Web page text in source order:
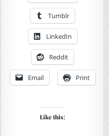
สัมผัส
Tumblr
LinkedIn
Reddit
Email Print
Like this: